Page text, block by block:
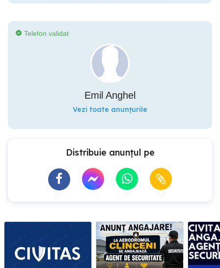
Telefon validat
Emil Anghel
Vezi toate anunțurile
Distribuie anunțul pe